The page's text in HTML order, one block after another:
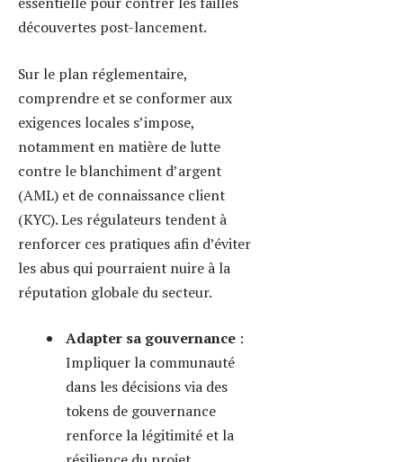
renforce la légitimité et la
résilience du projet.
Veille constante
évolutions technologiques et
réglementaires permet
d’anticiper et d’ajuster la
stratégie.
Partenariats et
intégrations: Collaborer
avec des acteurs comme
Arianee, spécialisés dans la
traçabilité des actifs
les cas d’usage de votre
token.
La pérennité repose sur un
équilibre entre innovation, sécurité
et conformité. S’imposer dans ce